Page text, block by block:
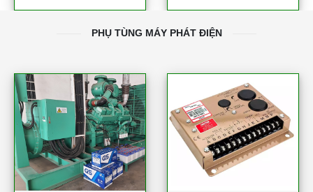
PHỤ TÙNG MÁY PHÁT ĐIỆN